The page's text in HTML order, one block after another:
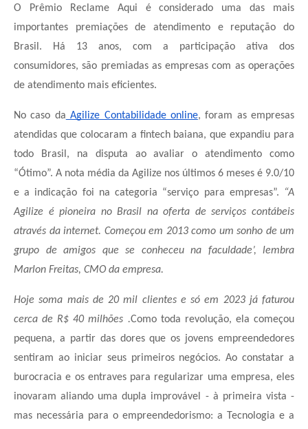
O Prêmio Reclame Aqui é considerado uma das mais
importantes premiações de atendimento e reputação do
Brasil. Há 13 anos, com a participação ativa dos
consumidores, são premiadas as empresas com as operações
de atendimento mais eficientes.
No caso da Agilize Contabilidade online, foram as empresas
atendidas que colocaram a fintech baiana, que expandiu para
todo Brasil, na disputa ao avaliar o atendimento como
“Ótimo”. A nota média da Agilize nos últimos 6 meses é 9.0/10
e a indicação foi na categoria “serviço para empresas”.
“A
Agilize é pioneira no Brasil na oferta de serviços contábeis
através da internet. Começou em 2013 como um sonho de um
grupo de amigos que se conheceu na faculdade’, lembra
Marlon Freitas, CMO da empresa.
Hoje soma mais de 20 mil clientes e só em 2023 já faturou
cerca de R$ 40 milhões .Como toda revolução, ela começou
pequena, a partir das dores que os jovens empreendedores
sentiram ao iniciar seus primeiros negócios. Ao constatar a
burocracia e os entraves para regularizar uma empresa, eles
inovaram aliando uma dupla improvável - à primeira vista -
mas necessária para o empreendedorismo: a Tecnologia e a